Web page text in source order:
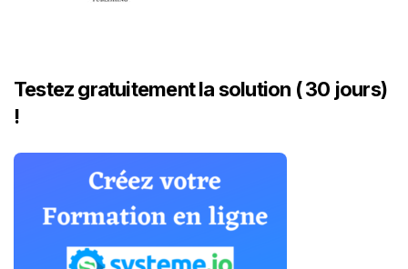
Testez gratuitement la solution ( 30 jours)
!